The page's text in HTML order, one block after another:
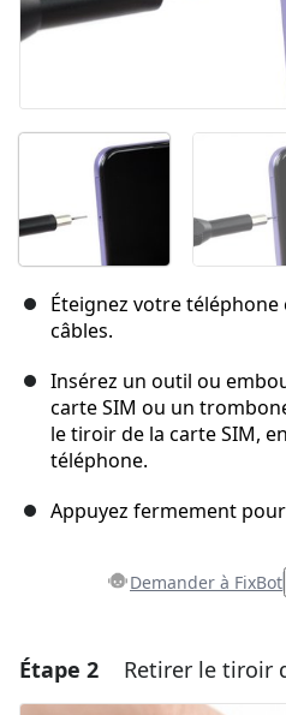
Éteignez votre
câbles.
Insérez un outil ou
carte SIM ou un
le tiroir de la carte SIM,
téléphone.
Appuyez fermement
Demander à FixBot
Ajouter un
Étape 2 Retirer le tiroir